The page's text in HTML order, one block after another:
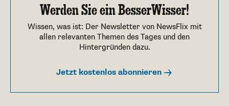
Werden Sie ein BesserWisser!
Wissen, was ist: Der Newsletter von NewsFlix mit
allen relevanten Themen des Tages und den
Hintergründen dazu.
Jetzt kostenlos abonnieren